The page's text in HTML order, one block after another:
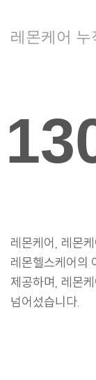
레몬케어 누
레몬케어, 레몬
레몬헬스케어의
제공하며, 레몬
넘어섰습니다.